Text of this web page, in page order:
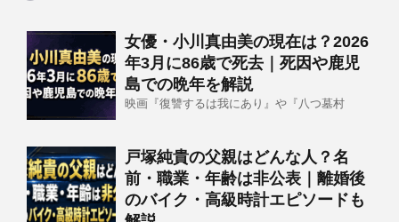
女優・小川真由美の現在は？2026
年3月に86歳で死去｜死因や鹿児
島での晩年を解説
映画『復讐するは我にあり』や『八つ墓村
戸塚純貴の父親はどんな人？名
前・職業・年齢は非公表｜離婚後
のバイク・高級時計エピソードも